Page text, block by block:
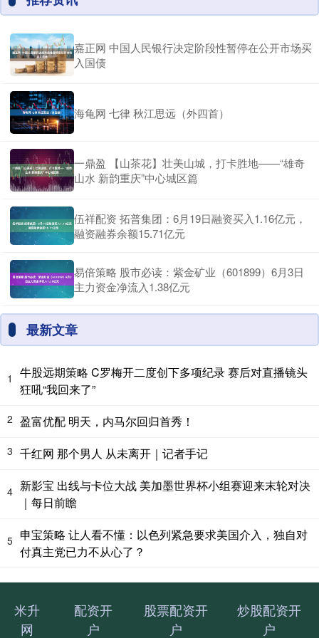
嘉正网 中国人民银行决定阶段性暂停在公开市场买
入国债
海龟网 七律 秋江思远（外四首）
一鼎盈 【山茶花】壮美山城，打卡胜地——“雄奇
山水 新韵重庆”中心城区篇
伍祥配资 拓普集团：6月19日融资买入1.16亿元，
融资融券余额15.71亿元
易倍策略 股市必读：紫金矿业（601899）6月3日
主力资金净流入1.38亿元
最新文章
1
牛股远期策略 C罗梅开二度创下多项纪录 赛后对直播镜头
狂吼“我回来了”
2 盈富优配 明天，内马尔回归首秀！
3 千红网 那个男人 从未离开｜记者手记
4 新影宝 出线与卡位大战 美加墨世界杯小组赛迎来末轮对决
｜每日前瞻
5 申宝策略 让人看不懂：以色列紧急要求美国介入，独自对
付真主党已力不从心了？
米升
网
配资开
户
股票配资开
户
炒股配资开
户